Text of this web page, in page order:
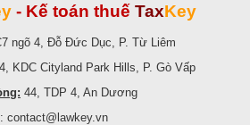
- Kế toán thuế TaxKey
ngõ 4, Đỗ Đức Dục, P. Từ Liêm
KDC Cityland Park Hills, P. Gò Vấp
44, TDP 4, An Dương
contact@lawkey.vn